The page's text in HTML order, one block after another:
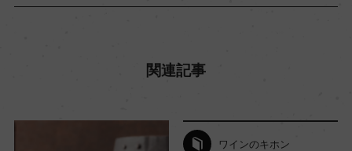
関連記事
ワインのキホン